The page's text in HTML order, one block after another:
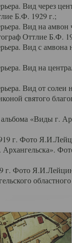
Вид через
Б.Ф. 1929 г.;
Вид на амвон
Оттлие Б.Ф.
Вид с амвона
Вид на
Вид от солеи
святого
«Виды г.
г. Фото
г. Фото
областного